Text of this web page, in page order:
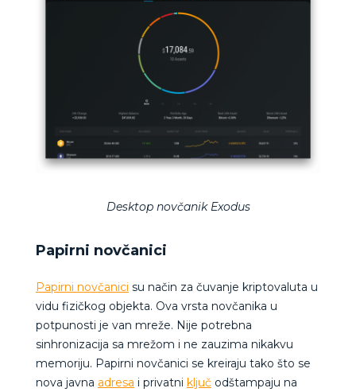
Desktop novčanik Exodus
Papirni novčanici
Papirni novčanici su način za čuvanje kriptovaluta u
vidu fizičkog objekta. Ova vrsta novčanika u
potpunosti je van mreže. Nije potrebna
sinhronizacija sa mrežom i ne zauzima nikakvu
memoriju. Papirni novčanici se kreiraju tako što se
nova javna adresa i privatni ključodštampaju na